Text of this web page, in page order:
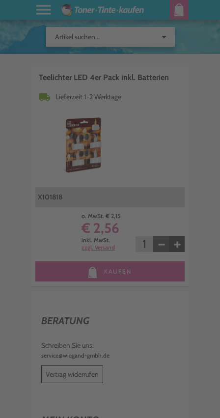
Artikel suchen... arrow_drop_down
Teelichter LED 4er Pack inkl. Batterien
local_shipping Lieferzeit 1-2 Werktage
X101818
o. MwSt. € 2,15
€ 2,56
inkl. MwSt.
zzgl. Versand
− +
KAUFEN
BERATUNG
Schreiben Sie uns:
service@wiegand-gmbh.de
Vertrag widerrufen